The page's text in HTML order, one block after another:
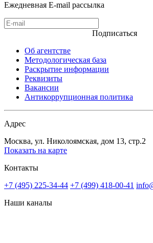
Ежедневная E-mail рассылка
Подписаться
Об агентстве
Методологическая база
Раскрытие информации
Реквизиты
Вакансии
Антикоррупционная политика
Адрес
Москва, ул. Николоямская, дом 13, стр.2
Показать на карте
Контакты
+7 (495) 225-34-44 +7 (499) 418-00-41
Наши каналы